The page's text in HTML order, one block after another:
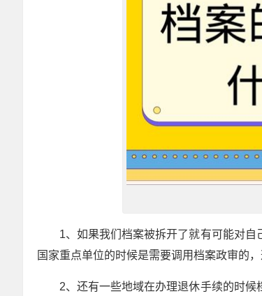
1、如果我们档案被拆开了就有可能对
国家重点单位的时候是需要调用档案政审的
2、还有一些地域在办理退休手续的时